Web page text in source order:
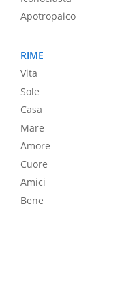
Apotropaico
RIME
Vita
Sole
Casa
Mare
Amore
Cuore
Amici
Bene